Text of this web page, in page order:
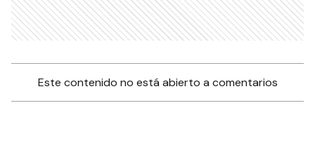
Este contenido no está abierto a comentarios